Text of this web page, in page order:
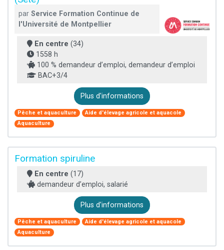
par Service Formation Continue de
l'Université de Montpellier
En centre (34)
1558 h
100 % demandeur d’emploi, demandeur d’emploi
BAC+3/4
Plus d'informations
Pêche et aquaculture
Aide d'élevage agricole et aquacole
Aquaculture
Formation spiruline
En centre (17)
demandeur d’emploi, salarié
Plus d'informations
Pêche et aquaculture
Aide d'élevage agricole et aquacole
Aquaculture